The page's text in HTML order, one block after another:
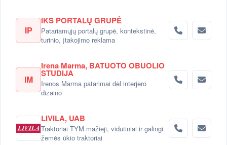
IP
IKS PORTALŲ GRUPĖ
Patariamųjų portalų grupė, kontekstinė,
turinio, įtakojimo reklama
IM
Irena Marma, BATUOTO OBUOLIO
STUDIJA
Irenos Marma patarimai dėl interjero
dizaino
LIVILA, UAB
Traktoriai TYM mažieji, vidutiniai ir galingi
žemės ūkio traktoriai